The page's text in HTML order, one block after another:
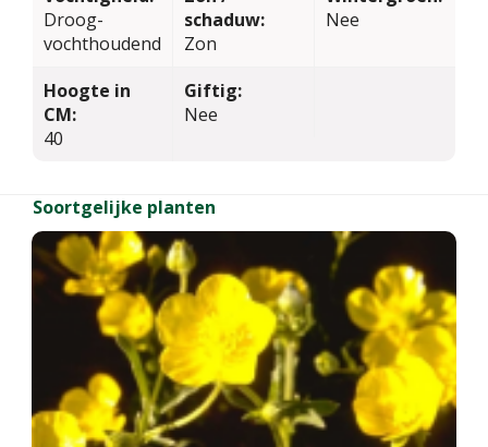
Droog-
vochthoudend
schaduw:
Zon
Nee
Hoogte in
CM:
40
Giftig:
Nee
Soortgelijke planten